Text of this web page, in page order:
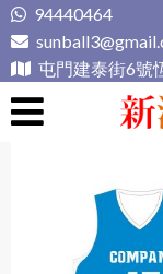
Skip
to
content
94440464
屯門建泰街6號